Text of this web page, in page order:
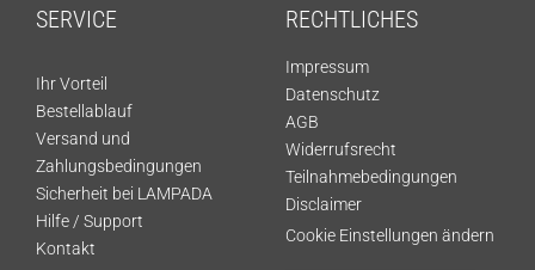
SERVICE
Ihr Vorteil
Bestellablauf
Versand und
Zahlungsbedingungen
Sicherheit bei LAMPADA
Hilfe / Support
Kontakt
RECHTLICHES
Impressum
Datenschutz
AGB
Widerrufsrecht
Teilnahmebedingungen
Disclaimer
Cookie Einstellungen ändern